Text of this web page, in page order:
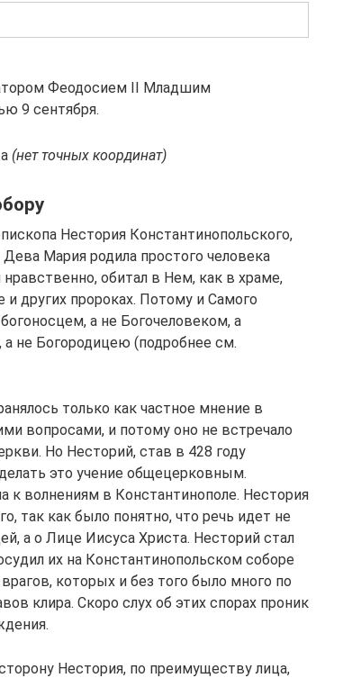
Феодосием II Младшим
9 сентября.
(нет точных координат)
Нестория Константинопольского,
Мария родила простого человека
обитал в Нем, как в храме,
других пророках. Потому и Самого
а не Богочеловеком, а
не Богородицею (подробнее см.
только как частное мнение в
вопросами, и потому оно не встречало
Но Несторий, став в 428 году
это учение общецерковным.
к волнениям в Константинополе. Нестория
так как было понятно, что речь идет не
а о Лице Иисуса Христа. Несторий стал
их на Константинопольском соборе
которых и без того было много по
клира. Скоро слух об этих спорах проник
Нестория, по преимуществу лица,